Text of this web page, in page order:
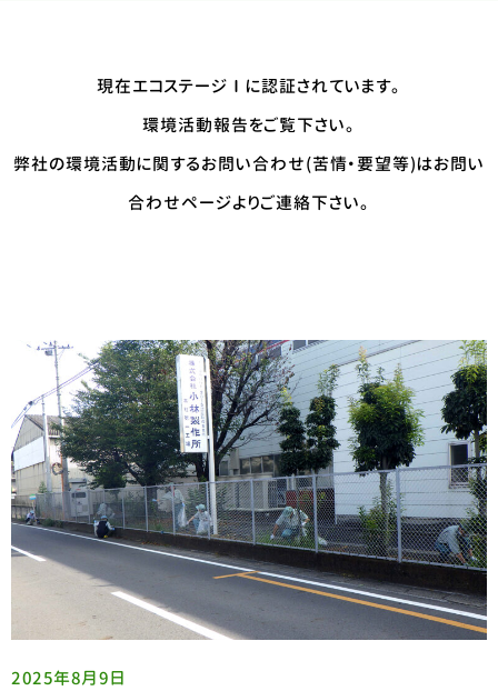
現在エコステージⅠに認証されています。
環境活動報告をご覧下さい。
弊社の環境活動に関するお問い合わせ(苦情・要望等)はお問い
合わせページよりご連絡下さい。
2025年8月9日